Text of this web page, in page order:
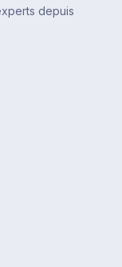
depuis